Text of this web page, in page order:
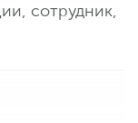
сотрудник,